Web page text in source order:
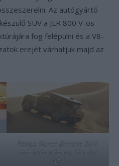
Az autógyártó
SUV a JLR 800 V-os
fog felépülni és a V8-
erejét várhatjuk majd az
Range Rover Electric SUV
tesztelés közben (forrás:
JLR)